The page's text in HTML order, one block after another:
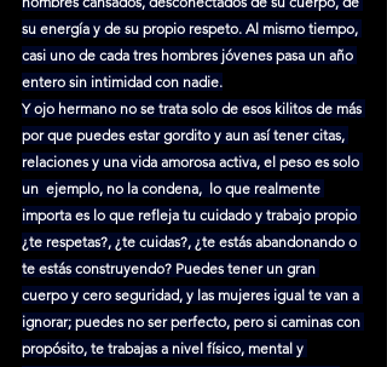
su energía y de su propio respeto. Al mismo tiempo,
casi uno de cada tres hombres jóvenes pasa un año
entero sin intimidad con nadie.
Y ojo hermano no se trata solo de esos kilitos de más
por que puedes estar gordito y aun así tener citas,
relaciones y una vida amorosa activa, el peso es solo
un  ejemplo, no la condena,  lo que realmente
importa es lo que refleja tu cuidado y trabajo propio
¿te respetas?, ¿te cuidas?, ¿te estás abandonando o
te estás construyendo? Puedes tener un gran
cuerpo y cero seguridad, y las mujeres igual te van a
ignorar; puedes no ser perfecto, pero si caminas con
propósito, te trabajas a nivel físico, mental y